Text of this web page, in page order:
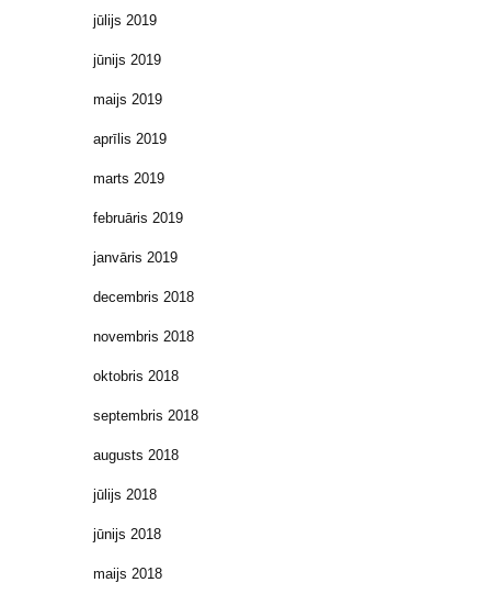
jūlijs 2019
jūnijs 2019
maijs 2019
aprīlis 2019
marts 2019
februāris 2019
janvāris 2019
decembris 2018
novembris 2018
oktobris 2018
septembris 2018
augusts 2018
jūlijs 2018
jūnijs 2018
maijs 2018